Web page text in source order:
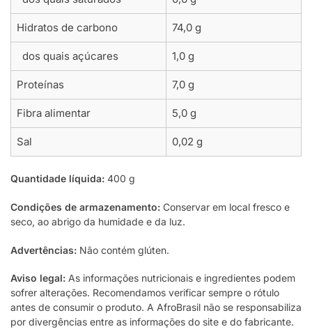
Hidratos de carbono 74,0 g
dos quais açúcares 1,0 g
Proteínas 7,0 g
Fibra alimentar 5,0 g
Sal 0,02 g
Quantidade líquida: 400 g
Condições de armazenamento: Conservar em local fresco e
seco, ao abrigo da humidade e da luz.
Advertências: Não contém glúten.
Aviso legal: As informações nutricionais e ingredientes podem
sofrer alterações. Recomendamos verificar sempre o rótulo
antes de consumir o produto. A AfroBrasil não se responsabiliza
por divergências entre as informações do site e do fabricante.